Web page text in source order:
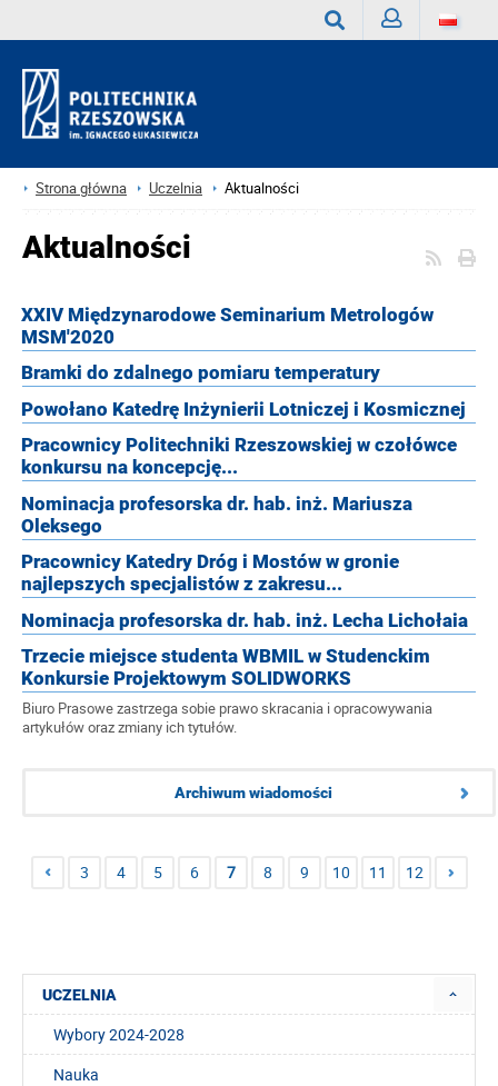
Strona główna Uczelnia Aktualności
Aktualności
XXIV Międzynarodowe Seminarium Metrologów
MSM'2020
Bramki do zdalnego pomiaru temperatury
Powołano Katedrę Inżynierii Lotniczej i Kosmicznej
Pracownicy Politechniki Rzeszowskiej w czołówce
konkursu na koncepcję...
Nominacja profesorska dr. hab. inż. Mariusza
Oleksego
Pracownicy Katedry Dróg i Mostów w gronie
najlepszych specjalistów z zakresu...
Nominacja profesorska dr. hab. inż. Lecha Lichołaia
Trzecie miejsce studenta WBMIL w Studenckim
Konkursie Projektowym SOLIDWORKS
Biuro Prasowe zastrzega sobie prawo skracania i opracowywania
artykułów oraz zmiany ich tytułów.
Archiwum wiadomości
3 4 5 6 7 8 9 10 11 12
UCZELNIA
Wybory 2024-2028
Nauka